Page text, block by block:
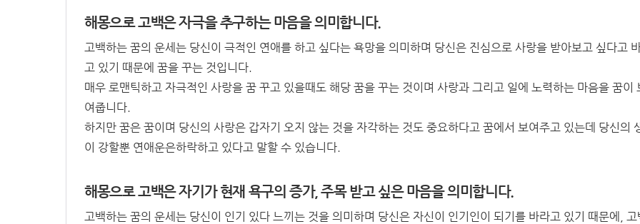
해몽으로 고백은 자극을 추구하는 마음을 의미합니다.
고백하는 꿈의 운세는 당신이 극적인 연애를 하고 싶다는 욕망을 의미하며 당신은 진심으로 사랑을 받아보고 싶다고
고 있기 때문에 꿈을 꾸는 것입니다.
매우 로맨틱하고 자극적인 사랑을 꿈 꾸고 있을때도 해당 꿈을 꾸는 것이며 사랑과 그리고 일에 노력하는 마음을 꿈이
여줍니다.
하지만 꿈은 꿈이며 당신의 사랑은 갑자기 오지 않는 것을 자각하는 것도 중요하다고 꿈에서 보여주고 있는데 당신의
이 강할뿐 연애운은하락하고 있다고 말할 수 있습니다.
해몽으로 고백은 자기가 현재 욕구의 증가, 주목 받고 싶은 마음을 의미합니다.
고백하는 꿈의 운세는 당신이 인기 있다 느끼는 것을 의미하며 당신은 자신이 인기인이 되기를 바라고 있기 때문에, 고